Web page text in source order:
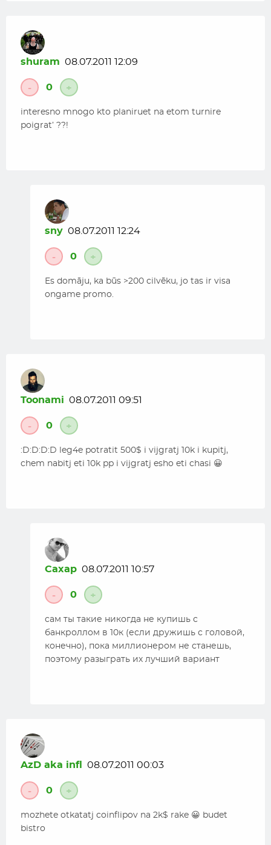
shuram 08.07.2011 12:09
- 0 +
interesno mnogo kto planiruet na etom turnire
poigrat’ ??!
sny 08.07.2011 12:24
- 0 +
Es domāju, ka būs >200 cilvēku, jo tas ir visa
ongame promo.
Toonami 08.07.2011 09:51
- 0 +
:D:D:D:D leg4e potratit 500$ i vijgratj 10k i kupitj,
chem nabitj eti 10k pp i vijgratj esho eti chasi 😀
Caxap 08.07.2011 10:57
- 0 +
сам ты такие никогда не купишь с
банкроллом в 10к (если дружишь с головой,
конечно), пока миллионером не станешь,
поэтому разыграть их лучший вариант
AzD aka infl 08.07.2011 00:03
- 0 +
mozhete otkatatj coinflipov na 2k$ rake 😀 budet
bistro